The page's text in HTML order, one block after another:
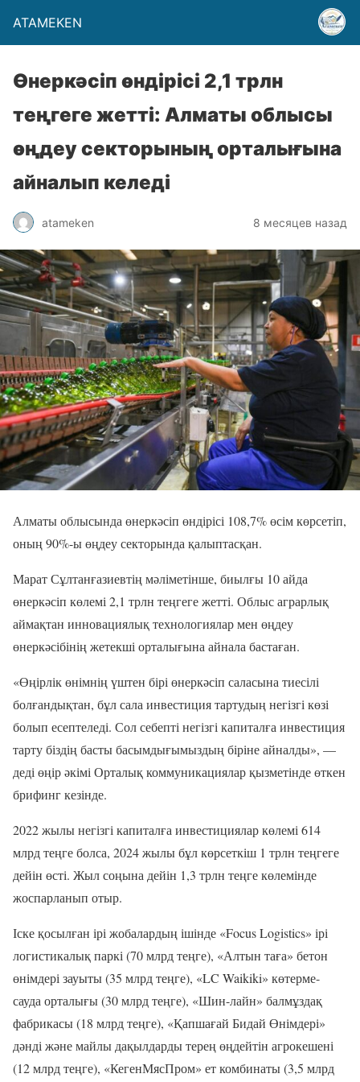
ATAMEKEN
Өнеркәсіп өндірісі 2,1 трлн
теңгеге жетті: Алматы облысы
өңдеу секторының орталығына
айналып келеді
atameken 8 месяцев назад
Алматы облысында өнеркәсіп өндірісі 108,7% өсім көрсетіп,
оның 90%-ы өңдеу секторында қалыптасқан.
Марат Сұлтанғазиевтің мәліметінше, биылғы 10 айда
өнеркәсіп көлемі 2,1 трлн теңгеге жетті. Облыс аграрлық
аймақтан инновациялық технологиялар мен өңдеу
өнеркәсібінің жетекші орталығына айнала бастаған.
«Өңірлік өнімнің үштен бірі өнеркәсіп саласына тиесілі
болғандықтан, бұл сала инвестиция тартудың негізгі көзі
болып есептеледі. Сол себепті негізгі капиталға инвестиция
тарту біздің басты басымдығымыздың біріне айналды», —
деді өңір әкімі Орталық коммуникациялар қызметінде өткен
брифинг кезінде.
2022 жылы негізгі капиталға инвестициялар көлемі 614
млрд теңге болса, 2024 жылы бұл көрсеткіш 1 трлн теңгеге
дейін өсті. Жыл соңына дейін 1,3 трлн теңге көлемінде
жоспарланып отыр.
Іске қосылған ірі жобалардың ішінде «Focus Logistics» ірі
логистикалық паркі (70 млрд теңге), «Алтын таға» бетон
өнімдері зауыты (35 млрд теңге), «LC Waikiki» көтерме-
сауда орталығы (30 млрд теңге), «Шин-лайн» балмұздақ
фабрикасы (18 млрд теңге), «Қапшағай Бидай Өнімдері»
дәнді және майлы дақылдарды терең өңдейтін агрокешені
(12 млрд теңге), «КегенМясПром» ет комбинаты (3,5 млрд